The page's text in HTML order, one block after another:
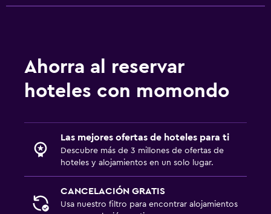
Ahorra al reservar
hoteles con momondo
Las mejores ofertas de hoteles para ti
Descubre más de 3 millones de ofertas de
hoteles y alojamientos en un solo lugar.
CANCELACIÓN GRATIS
Usa nuestro filtro para encontrar alojamientos